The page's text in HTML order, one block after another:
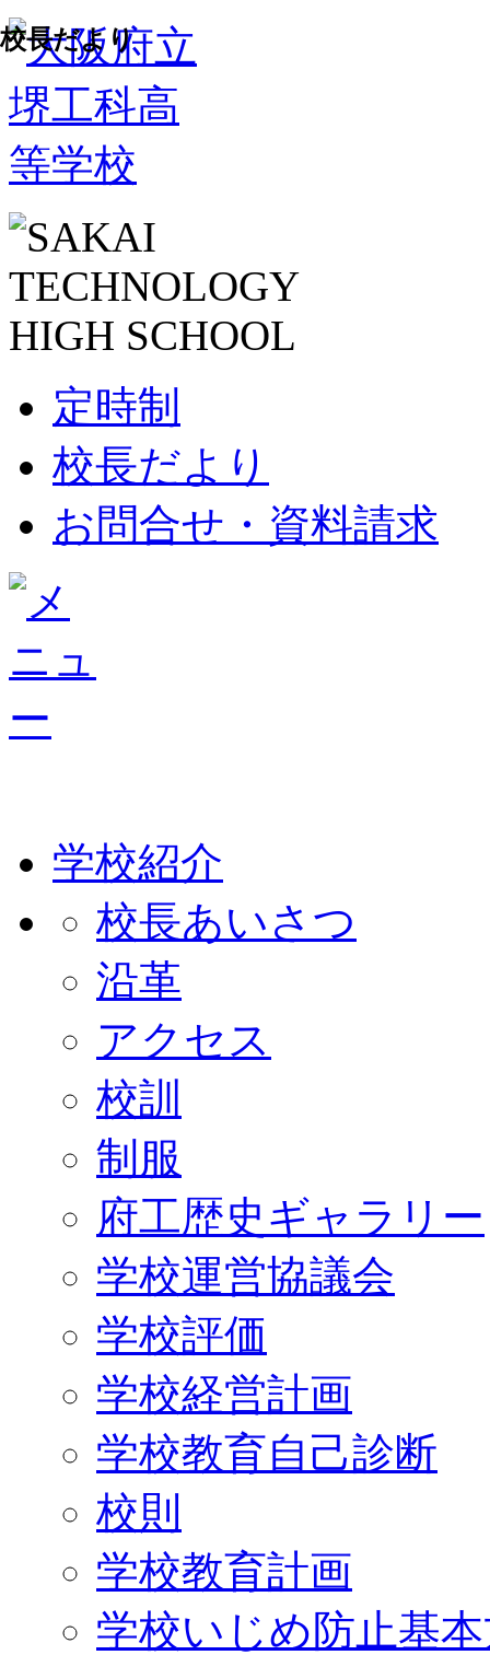
定時制
校長だより
お問合せ・資料請求
学校紹介
校長あいさつ
沿革
アクセス
校訓
制服
府工歴史ギャラリー
学校運営協議会
学校評価
学校経営計画
学校教育自己診断
校則
学校教育計画
学校いじめ防止基
校長だより